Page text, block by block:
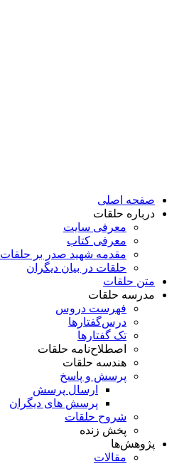
صفحه اصلی
درباره حلقات
معرفی سایت
معرفی کتاب
مقدمه شهید صدر بر حلقات
حلقات در بیان دیگران
متن حلقات
مدرسه حلقات
فهرست دروس
درس‌گفتار‌ها
تک گفتارها
اصطلاح‌نامه حلقات
هندسه حلقات
پرسش و پاسخ
ارسال پرسش
پرسش های دیگران
شروح حلقات
پخش زنده
پژوهش‌ها
مقالات